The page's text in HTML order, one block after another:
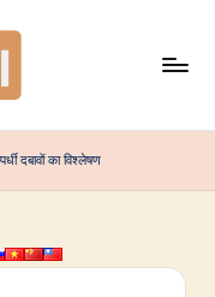
दबावों का विश्लेषण